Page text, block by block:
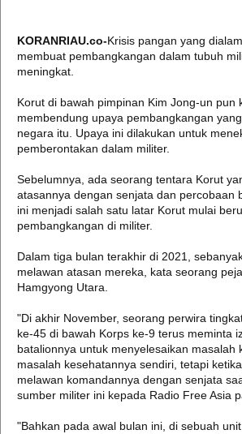
KORANRIAU.co-Krisis pangan yang
membuat pembangkangan dalam tubuh
meningkat.
Korut di bawah pimpinan Kim Jong-un pun
membendung upaya pembangkangan
negara itu. Upaya ini dilakukan untuk
pemberontakan dalam militer.
Sebelumnya, ada seorang tentara Korut
atasannya dengan senjata dan percobaan
ini menjadi salah satu latar Korut mulai
pembangkangan di militer.
Dalam tiga bulan terakhir di 2021,
melawan atasan mereka, kata seorang
Hamgyong Utara.
"Di akhir November, seorang perwira
ke-45 di bawah Korps ke-9 terus meminta
batalionnya untuk menyelesaikan masalah
masalah kesehatannya sendiri, tetapi
melawan komandannya dengan senjata
sumber militer ini kepada Radio Free Asia
"Bahkan pada awal bulan ini, di sebuah